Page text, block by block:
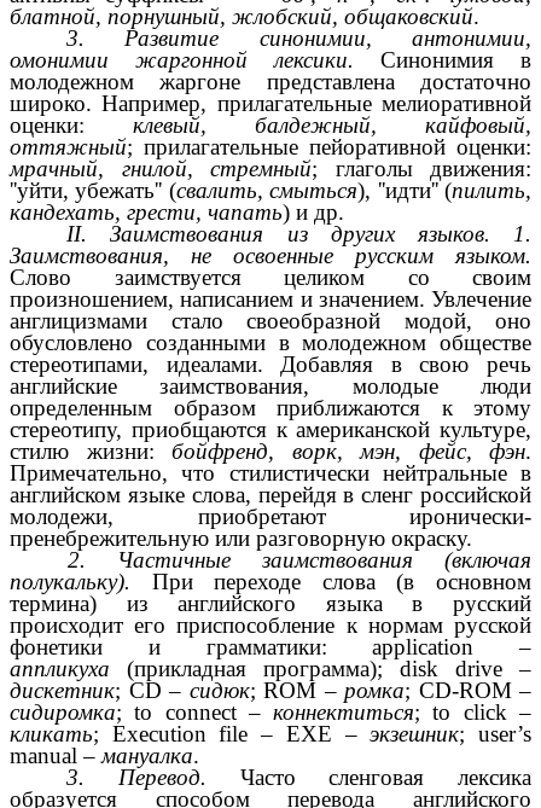
блатной, порнушный, жлобский, общаковский.
3. Развитие синонимии, антонимии,
омонимии жаргонной лексики. Синонимия в
молодежном жаргоне представлена достаточно
широко. Например, прилагательные мелиоративной
оценки: клевый, балдежный, кайфовый,
оттяжный; прилагательные пейоративной оценки:
мрачный, гнилой, стремный; глаголы движения:
''уйти, убежать'' (свалить, смыться), ''идти'' (пилить,
кандехать, грести, чапать) и др.
II. Заимствования из других языков. 1.
Заимствования, не освоенные русским языком.
Слово заимствуется целиком со своим
произношением, написанием и значением. Увлечение
англицизмами стало своеобразной модой, оно
обусловлено созданными в молодежном обществе
стереотипами, идеалами. Добавляя в свою речь
английские заимствования, молодые люди
определенным образом приближаются к этому
стереотипу, приобщаются к американской культуре,
стилю жизни: бойфренд, ворк, мэн, фейс, фэн.
Примечательно, что стилистически нейтральные в
английском языке слова, перейдя в сленг российской
молодежи, приобретают иронически-
пренебрежительную или разговорную окраску.
2. Частичные заимствования (включая
полукальку). При переходе слова (в основном
термина) из английского языка в русский
происходит его приспособление к нормам русской
фонетики и грамматики: application –
аппликуха (прикладная программа); disk drive –
дискетник; CD – сидюк; ROM – ромка; CD-ROM –
сидиромка; to connect –коннектиться; to click –
кликать; Execution file – EXE –экзешник; user’s
manual –мануалка.
3. Перевод. Часто сленговая лексика
образуется способом перевода английского